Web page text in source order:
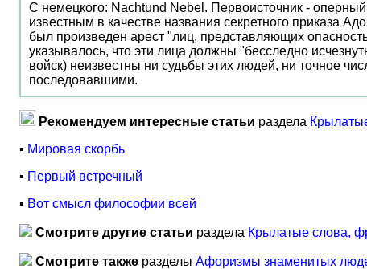
С немецкого: Nachtund Nebel. Первоисточник -
известным в качестве названия секретного приказа
был произведен арест "лиц, представляющих
указывалось, что эти лица должны "бесследно
войск) неизвестны ни судьбы этих людей, ни точное
последовавшими.
Рекомендуем интересные статьи раздела
▪ Мировая скорбь
▪ Первый встречный
▪ Вот смысл философии всей
Смотрите другие статьи раздела Крылатые слова,
Смотрите также разделы Афоризмы знаменитых